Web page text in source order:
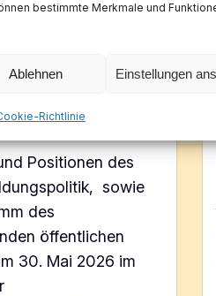
bestimmte Merkmale und
Ablehnen Einstellungen
Richtlinie
Tages auf
mit der
Ursula
Positionen des
sowie
des
öffentlichen
30. Mai 2026 im